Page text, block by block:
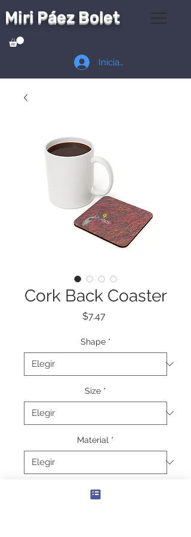
Miri Páez Bolet
Iniciar sesión
Cork Back Coaster
$7.47
Shape *
Size *
Material *
Cantidad